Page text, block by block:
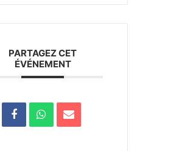
PARTAGEZ CET
ÉVÉNEMENT